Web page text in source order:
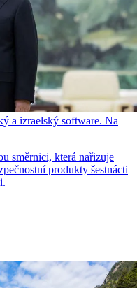
a izraelský software. Na
směrnici, která nařizuje
produkty šestnácti